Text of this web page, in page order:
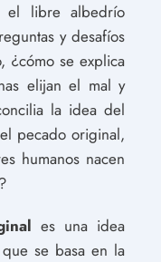
el libre albedrío
y desafíos
¿cómo se explica
elijan el mal y
la idea del
pecado original,
humanos nacen
es una idea
se basa en la